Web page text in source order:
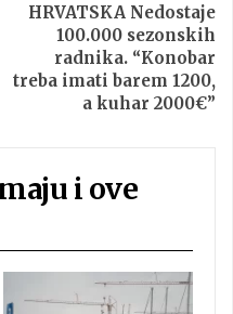
HRVATSKA Nedostaje
100.000 sezonskih
radnika. “Konobar
treba imati barem 1200,
a kuhar 2000€”
i ove